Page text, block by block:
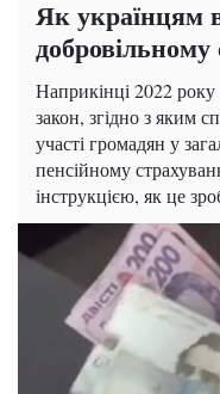
Як українцям
добровільному
Наприкінці 2022 року
закон, згідно з яким
участі громадян у
пенсійному
інструкцією, як це